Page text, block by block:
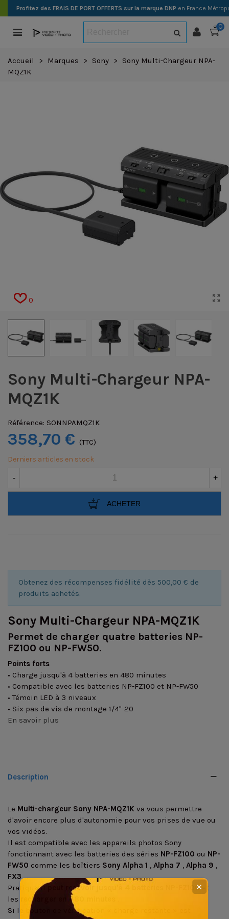
Profitez des FRAIS DE PORT OFFERTS sur la marque DNP en France
0
Accueil > Marques > Sony >
Sony Multi-Chargeur NPA-
MQZ1K
0
Sony Multi-Chargeur NPA-
MQZ1K
Référence: SONNPAMQZ1K
358,70 € (TTC)
Derniers articles en stock
- +
ACHETER
Obtenez des récompenses fidélité dès 500,00 € de
produits achetés.
Sony Multi-Chargeur NPA-MQZ1K
Permet de charger quatre batteries NP-
FZ100 ou NP-FW50.
Points forts
• Charge jusqu'à 4 batteries en 480 minutes
• Compatible avec les batteries NP-FZ100 et NP-FW50
• Témoin LED à 3 niveaux
• Six pas de vis de montage 1/4"-20
En savoir plus
Description
Le Multi-chargeur Sony NPA-MQZ1K va vous permettre
d'avoir encore plus d'autonomie pour vos prises de vue ou
vos vidéos.
Il est compatible avec les appareils photos Sony
fonctionnant avec les batteries des séries NP-FZ100 ou NP-
FW50 comme les boîtiers Sony Alpha 1 , Alpha 7 , Alpha 9 ,
FX3...
Pratique il
peut recevoir jusqu'à 4 batteries NP-FZ100 et
les
recharger en 480 minutes
Si le bouton de vérification « charge restante » est
✕